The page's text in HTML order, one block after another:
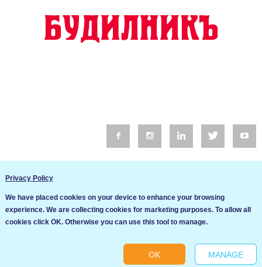
Общи условия
Cookie settings
Privacy Policy
We have placed cookies on your device to enhance your browsing
experience. We are collecting cookies for marketing purposes. To allow all
cookies click OK. Otherwise you can use this tool to manage.
OK MANAGE
Ние използваме бисквитки за да подобрим услугите си. Ако
продължите да посещавате този сайт, ние приемаме, че се